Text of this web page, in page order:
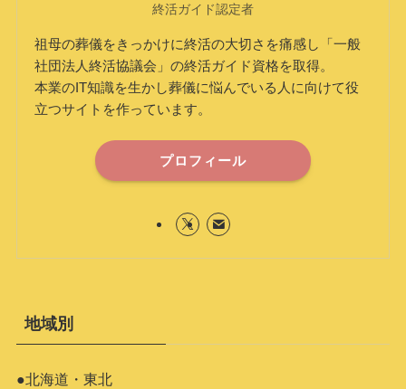
終活ガイド認定者
祖母の葬儀をきっかけに終活の大切さを痛感し「一般
社団法人終活協議会」の終活ガイド資格を取得。
本業のIT知識を生かし葬儀に悩んでいる人に向けて役
立つサイトを作っています。
プロフィール
地域別
●北海道・東北